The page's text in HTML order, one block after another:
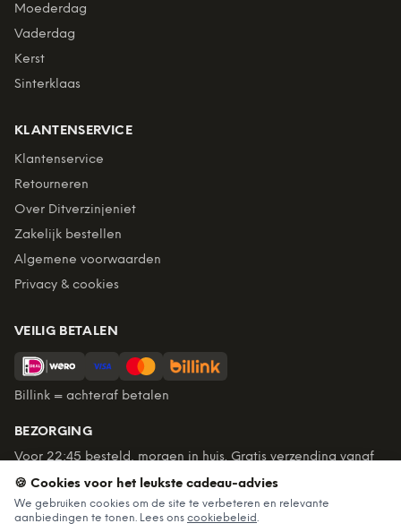
Moederdag
Vaderdag
Kerst
Sinterklaas
KLANTENSERVICE
Klantenservice
Retourneren
Over Ditverzinjeniet
Zakelijk bestellen
Algemene voorwaarden
Privacy & cookies
VEILIG BETALEN
Billink = achteraf betalen
BEZORGING
Voor 22:45 besteld, morgen in huis. Gratis verzending vanaf
€60. Tot 365 dagen retourneren.
★ 4,7/5 uit 6.227beoordelingen
🍪 Cookies voor het leukste cadeau-advies
We gebruiken cookies om de site te verbeteren en relevante
aanbiedingen te tonen. Lees ons cookiebeleid.